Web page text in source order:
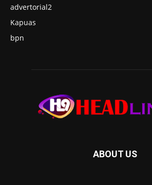
advertorial2
Kapuas
bpn
ABOUT US